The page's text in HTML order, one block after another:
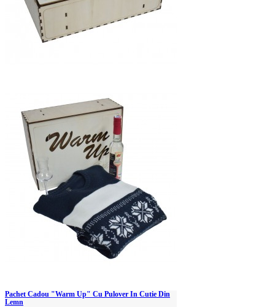
Pachet Cadou "Warm Up" Cu Pulover In Cutie Din
Lemn